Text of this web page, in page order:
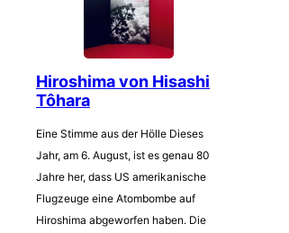
Hiroshima von Hisashi
Tôhara
Eine Stimme aus der Hölle Dieses
Jahr, am 6. August, ist es genau 80
Jahre her, dass US amerikanische
Flugzeuge eine Atombombe auf
Hiroshima abgeworfen haben. Die